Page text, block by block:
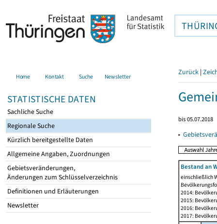
Home Kontakt Suche Newsletter
STATISTISCHE DATEN
Sachliche Suche
Regionale Suche
Kürzlich bereitgestellte Daten
Allgemeine Angaben, Zuordnungen
Gebietsveränderungen,
Änderungen zum Schlüsselverzeichnis
Definitionen und Erläuterungen
Newsletter
Zurück |
bis 05.07.2018
▸
Bestand an
einschließlich
2014:
2015:
2016:
2017: